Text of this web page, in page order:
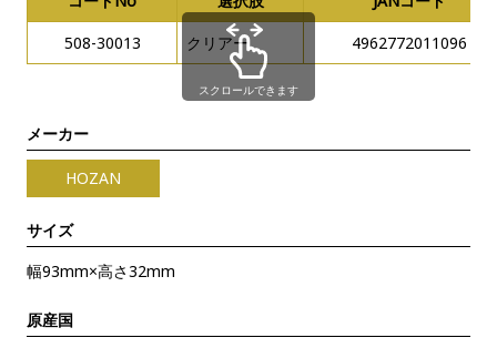
508-30013
クリアー 4962772011096
スクロールできます
メーカー
HOZAN
サイズ
幅93mm×高さ32mm
原産国